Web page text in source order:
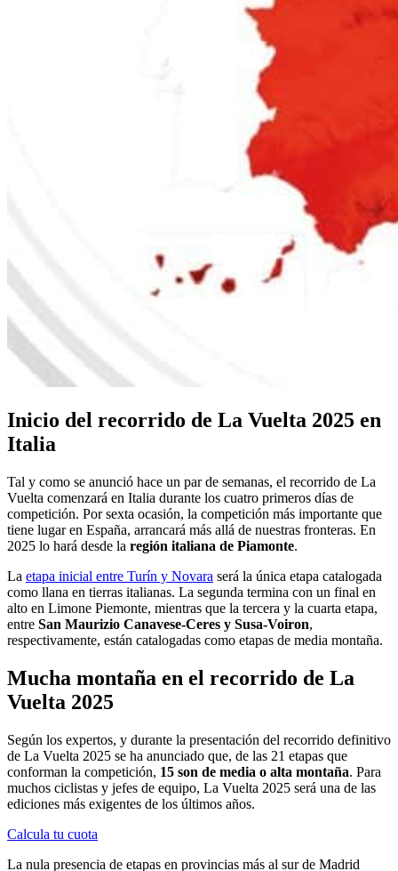
Inicio del recorrido de La Vuelta 2025 en
Italia
Tal y como se anunció hace un par de semanas, el recorrido de La
Vuelta comenzará en Italia durante los cuatro primeros días de
competición. Por sexta ocasión, la competición más importante que
tiene lugar en España, arrancará más allá de nuestras fronteras. En
2025 lo hará desde la región italiana de Piamonte.
La etapa inicial entre Turín y Novara será la única etapa catalogada
como llana en tierras italianas. La segunda termina con un final en
alto en Limone Piemonte, mientras que la tercera y la cuarta etapa,
entre San Maurizio Canavese-Ceres y Susa-Voiron,
respectivamente, están catalogadas como etapas de media montaña.
Mucha montaña en el recorrido de La
Vuelta 2025
Según los expertos, y durante la presentación del recorrido definitivo
de La Vuelta 2025 se ha anunciado que, de las 21 etapas que
conforman la competición, 15 son de media o alta montaña. Para
muchos ciclistas y jefes de equipo, La Vuelta 2025 será una de las
ediciones más exigentes de los últimos años.
Calcula tu cuota
La nula presencia de etapas en provincias más al sur de Madrid